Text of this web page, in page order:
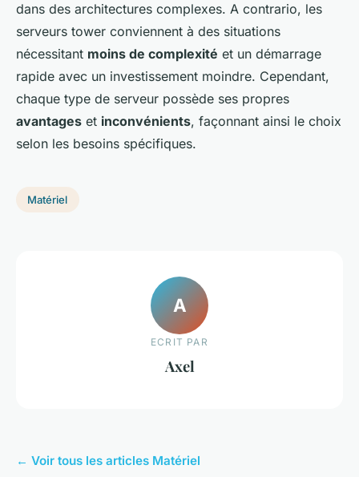
dans des architectures complexes. A contrario, les
serveurs tower conviennent à des situations
nécessitant moins de complexité et un démarrage
rapide avec un investissement moindre. Cependant,
chaque type de serveur possède ses propres
avantages et inconvénients, façonnant ainsi le choix
selon les besoins spécifiques.
Matériel
A
ECRIT PAR
Axel
← Voir tous les articles Matériel